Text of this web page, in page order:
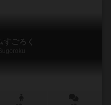
すごろく